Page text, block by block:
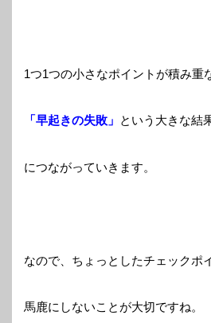
1つ1つの小さなポイントが積み重
「早起きの失敗」 という大きな結
につながっていきます。
なので、ちょっとしたチェックポ
馬鹿にしないことが大切ですね。